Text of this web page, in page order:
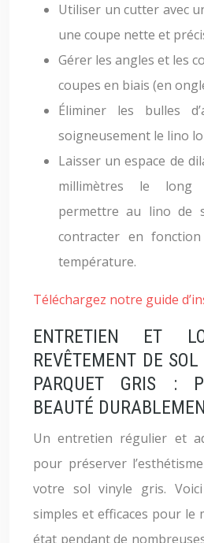
Utiliser un cutter avec
une coupe nette et
Gérer les angles et les
coupes en biais (en
Éliminer les bulles
soigneusement le lino
Laisser un espace de
millimètres le
permettre au lino de
contracter en
température.
Téléchargez notre guide
ENTRETIEN ET
REVÊTEMENT DE
PARQUET GRIS :
BEAUTÉ
Un entretien régulier et
pour préserver
votre sol vinyle gris. Voici
simples et efficaces pour
état pendant de